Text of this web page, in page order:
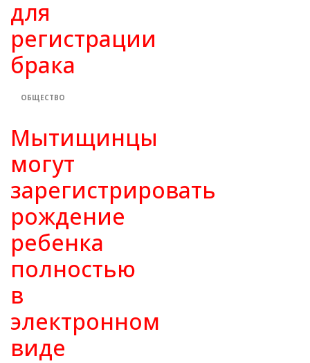
для
регистрации
брака
ОБЩЕСТВО
Мытищинцы
могут
зарегистрировать
рождение
ребенка
полностью
в
электронном
виде